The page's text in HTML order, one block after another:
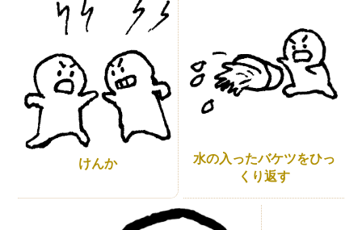
けんか
水の入ったバケツをひっ
くり返す